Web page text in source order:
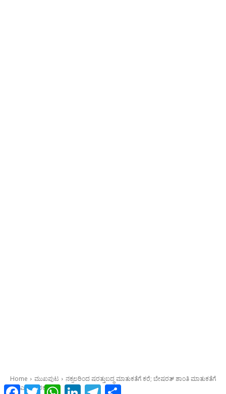
Facebook
Twitter WhatsAppLinkedInTelegram